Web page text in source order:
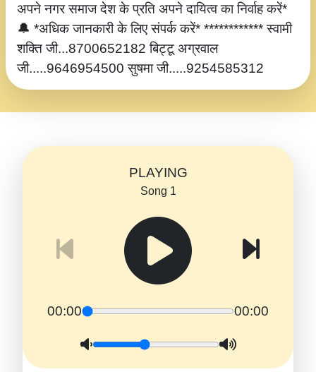
अपने नगर समाज देश के प्रति अपने दायित्व का निर्वाह करें*
🔔 *अधिक जानकारी के लिए संपर्क करें* ************ स्वामी
शक्ति जी...8700652182 बिट्टू अग्रवाल
जी.....9646954500 सुषमा जी.....9254585312
PLAYING
Song 1
00:00 00:00